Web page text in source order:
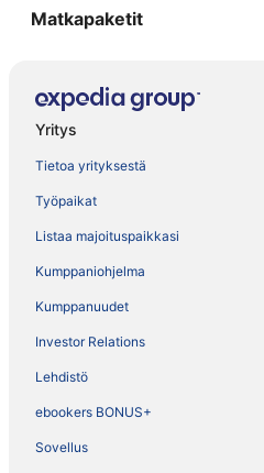
Matkapaketit
Yritys
Tietoa yrityksestä
Työpaikat
Listaa majoituspaikkasi
Kumppaniohjelma
Kumppanuudet
Investor Relations
Lehdistö
ebookers BONUS+
Sovellus